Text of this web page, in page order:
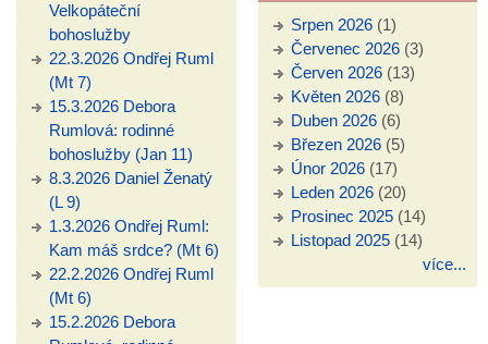
Velkopáteční
bohoslužby
22.3.2026 Ondřej Ruml
(Mt 7)
15.3.2026 Debora
Rumlová: rodinné
bohoslužby (Jan 11)
8.3.2026 Daniel Ženatý
(L 9)
1.3.2026 Ondřej Ruml:
Kam máš srdce? (Mt 6)
22.2.2026 Ondřej Ruml
(Mt 6)
15.2.2026 Debora
Srpen 2026(1)
Červenec 2026(3)
Červen 2026(13)
Květen 2026(8)
Duben 2026(6)
Březen 2026(5)
Únor 2026(17)
Leden 2026(20)
Prosinec 2025(14)
Listopad 2025(14)
více...